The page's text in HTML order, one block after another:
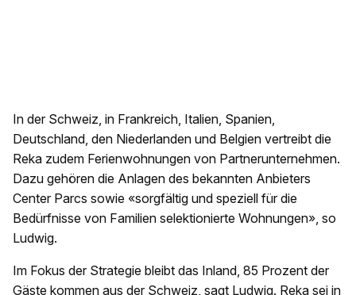
In der Schweiz, in Frankreich, Italien, Spanien,
Deutschland, den Niederlanden und Belgien vertreibt die
Reka zudem Ferienwohnungen von Partnerunternehmen.
Dazu gehören die Anlagen des bekannten Anbieters
Center Parcs sowie «sorgfältig und speziell für die
Bedürfnisse von Familien selektionierte Wohnungen», so
Ludwig.
Im Fokus der Strategie bleibt das Inland, 85 Prozent der
Gäste kommen aus der Schweiz, sagt Ludwig. Reka sei in